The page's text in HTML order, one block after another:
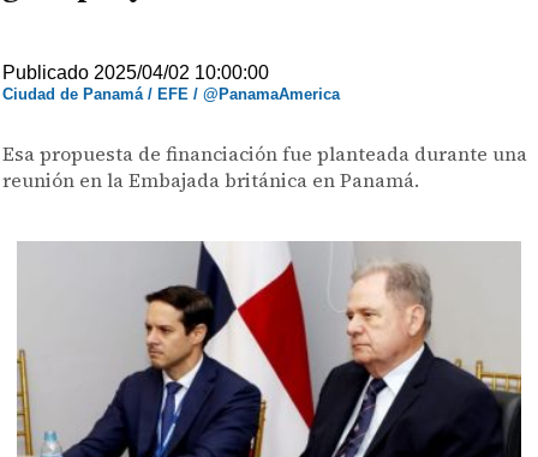
Publicado 2025/04/02 10:00:00
Ciudad de Panamá / EFE / @PanamaAmerica
Esa propuesta de financiación fue planteada durante una
reunión en la Embajada británica en Panamá.